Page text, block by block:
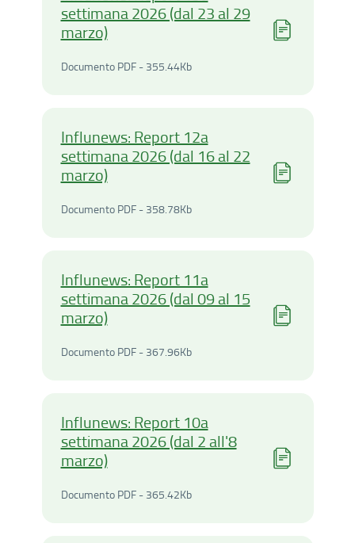
settimana 2026 (dal 23 al 29
marzo)
Documento PDF - 355.44KbDocumento PDF -
Influnews: Report 12a
settimana 2026 (dal 16 al 22
marzo)
Documento PDF - 358.78KbDocumento PDF -
Influnews: Report 11a
settimana 2026 (dal 09 al 15
marzo)
Documento PDF - 367.96KbDocumento PDF -
Influnews: Report 10a
settimana 2026 (dal 2 all'8
marzo)
Documento PDF - 365.42KbDocumento PDF -